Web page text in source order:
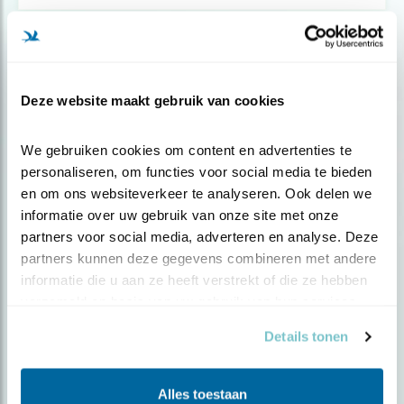
Deze website maakt gebruik van cookies
We gebruiken cookies om content en advertenties te
personaliseren, om functies voor social media te bieden
en om ons websiteverkeer te analyseren. Ook delen we
informatie over uw gebruik van onze site met onze
partners voor social media, adverteren en analyse. Deze
partners kunnen deze gegevens combineren met andere
informatie die u aan ze heeft verstrekt of die ze hebben
Details tonen
Alles toestaan
Podcast
In gesprek met Ronald van Harxen